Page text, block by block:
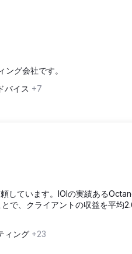
グ会社です。
バイス +7
しています。IOIの実績ある
で、クライアントの収益を平均
ィング +23